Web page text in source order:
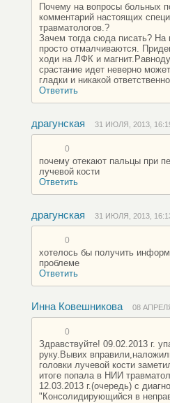
Почему на вопросы больных
комментарий настоящих
травматологов.?
Зачем тогда сюда писать? На
просто отмалчиваются.
ходи на ЛФК и
срастание идет неверно
гладки и никакой
Ответить
драгунская 31 ИЮЛЯ, 2013,
0
почему отекают пальцы при
лучевой кости
Ответить
драгунская 31 ИЮЛЯ, 2013,
0
хотелось бы получить
проблеме
Ответить
Инна Ковешникова 08
0
Здравствуйте! 09.02.2013 г.
руку.Вывих
головки лучевой кости
итоге попала в НИИ
12.03.2013 г.(очередь) с
"Консолидирующийся в